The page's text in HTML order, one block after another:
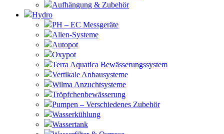
Aufhängung & Zubehör
Hydro
PH – EC Messgeräte
Alien-Systeme
Autopot
Oxypot
Terra Aquatica Bewässerungssystem
Vertikale Anbausysteme
Wilma Anzuchtsysteme
Tröpfchenbewässerung
Pumpen – Verschiedenes Zubehör
Wasserkühlung
Wassertank